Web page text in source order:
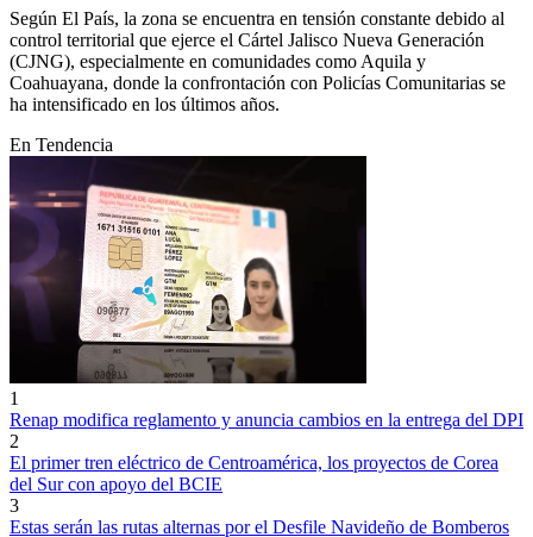
Según El País, la zona se encuentra en tensión constante debido al
control territorial que ejerce el Cártel Jalisco Nueva Generación
(CJNG), especialmente en comunidades como Aquila y
Coahuayana, donde la confrontación con Policías Comunitarias se
ha intensificado en los últimos años.
En Tendencia
1
Renap modifica reglamento y anuncia cambios en la entrega del DPI
2
El primer tren eléctrico de Centroamérica, los proyectos de Corea
del Sur con apoyo del BCIE
3
Estas serán las rutas alternas por el Desfile Navideño de Bomberos